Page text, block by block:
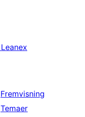
Leanex
Fremvisning
Temaer